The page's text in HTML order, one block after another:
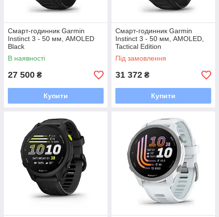
Смарт-годинник Garmin
Instinct 3 - 50 мм, AMOLED
Black
В наявності
27 500 ₴
Купити
Смарт-годинник Garmin
Instinct 3 - 50 мм, AMOLED,
Tactical Edition
Під замовлення
31 372 ₴
Купити